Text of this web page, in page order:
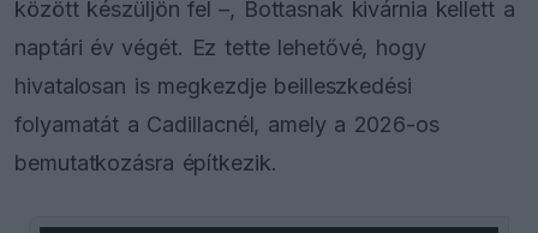
között készüljön fel –, Bottasnak kivárnia kellett a
naptári év végét. Ez tette lehetővé, hogy
hivatalosan is megkezdje beilleszkedési
folyamatát a Cadillacnél, amely a 2026-os
bemutatkozásra építkezik.